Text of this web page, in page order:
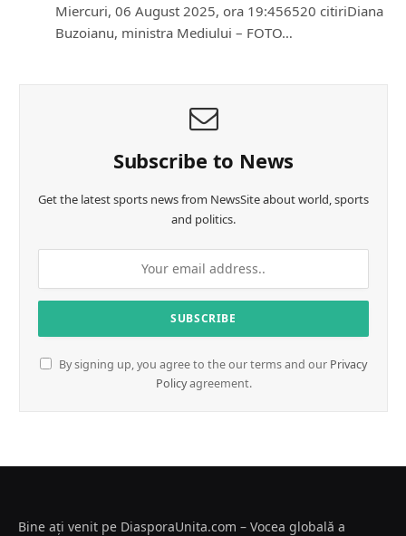
Miercuri, 06 August 2025, ora 19:456520 citiriDiana
Buzoianu, ministra Mediului – FOTO…
Subscribe to News
Get the latest sports news from NewsSite about world, sports
and politics.
By signing up, you agree to the our terms and our Privacy
Policyagreement.
Bine ați venit pe DiasporaUnita.com – Vocea globală a